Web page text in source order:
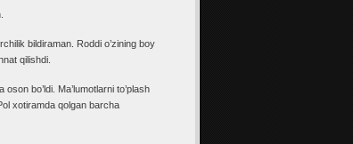
bildiraman. Roddi o’zining boy
qilishdi.
bo’ldi. Ma’lumotlarni to’plash
xotiramda qolgan barcha